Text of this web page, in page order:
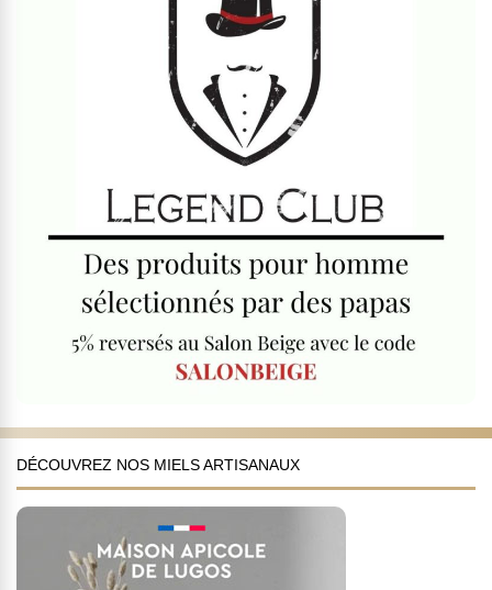
DÉCOUVREZ NOS MIELS ARTISANAUX